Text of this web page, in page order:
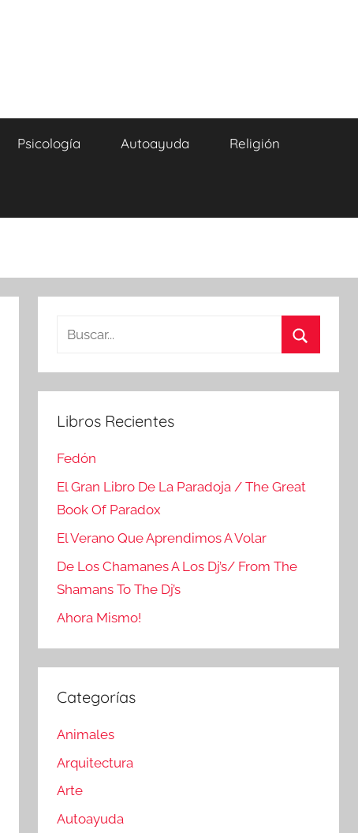
Psicología Autoayuda Religión
Buscar:
Libros Recientes
Fedón
El Gran Libro De La Paradoja / The Great
Book Of Paradox
El Verano Que Aprendimos A Volar
De Los Chamanes A Los Dj’s/ From The
Shamans To The Dj’s
Ahora Mismo!
Categorías
Animales
Arquitectura
Arte
Autoayuda